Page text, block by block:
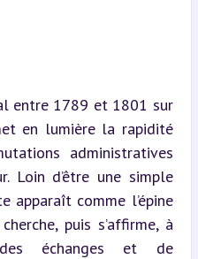
entre 1789 et 1801 sur
en lumière la rapidité
administratives
Loin d’être une simple
apparaît comme l’épine
puis s’affirme, à
échanges et de